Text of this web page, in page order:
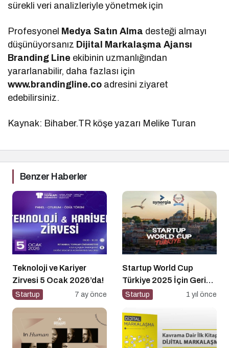
sürekli veri analizleriyle yönetmek için
Profesyonel Medya Satın Alma desteği almayı
düşünüyorsanız Dijital Markalaşma Ajansı
Branding Line ekibinin uzmanlığından
yararlanabilir, daha fazlası için
www.brandingline.co adresini ziyaret
edebilirsiniz.
Kaynak: Bihaber.TR köşe yazarı Melike Turan
Benzer Haberler
Teknoloji ve Kariyer
Zirvesi 5 Ocak 2026’da!
Startup 7 ay önce
Startup World Cup
Türkiye 2025 İçin Geri
Sayım!
Startup 1 yıl önce